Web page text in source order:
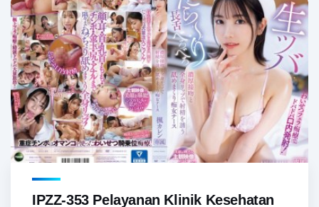
IPZZ-353 Pelayanan Klinik Kesehatan